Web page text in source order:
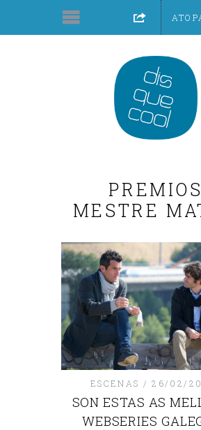
PREMIOS
MESTRE
ESCENAS 26/02/
SON ESTAS AS
WEBSERIES